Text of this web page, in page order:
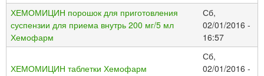
ХЕМОМИЦИН порошок для приготовления
суспензии для приема внутрь 200 мг/5 мл
Хемофарм
Сб,
02/01/2016 -
16:57
ХЕМОМИЦИН таблетки Хемофарм
Сб,
02/01/2016 -